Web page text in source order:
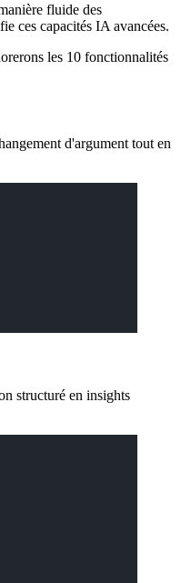
fluide des
ces capacités IA avancées.
les 10 fonctionnalités
d'argument tout en
structuré en insights